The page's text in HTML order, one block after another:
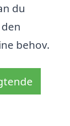
du
behov.